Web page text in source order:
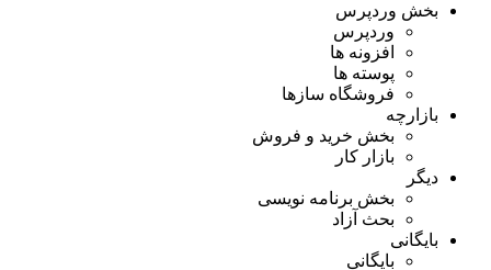
بخش وردپرس
وردپرس
افزونه ها
پوسته ها
فروشگاه سازها
بازارچه
بخش خرید و فروش
بازار کار
دیگر
بخش برنامه نویسی
بحث آزاد
بایگانی
بایگانی